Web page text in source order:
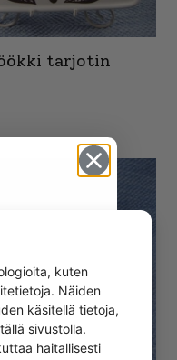
kuten
Näiden
käsitellä tietoja,
sivustolla.
haitallisesti
tarjotin